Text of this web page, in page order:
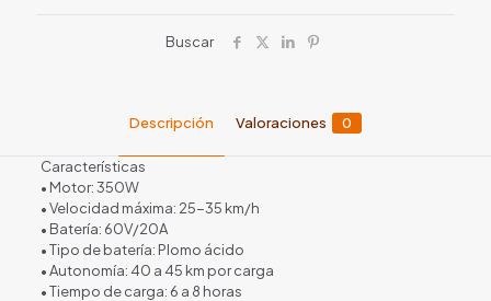
Buscar
Descripción Valoraciones 0
Características
• Motor: 350W
• Velocidad máxima: 25-35 km/h
• Batería: 60V/20A
• Tipo de batería: Plomo ácido
• Autonomía: 40 a 45 km por carga
• Tiempo de carga: 6 a 8 horas